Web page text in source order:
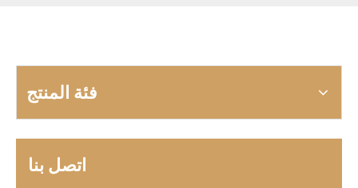
فئة المنتج
اتصل بنا